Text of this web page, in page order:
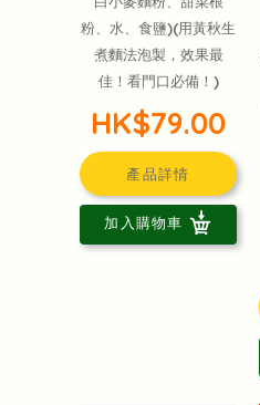
粉、水、食鹽)(用黃秋生
煮麵法泡製，效果最
佳！看門口必備！)
HK$79.00
產品詳情
加入購物車